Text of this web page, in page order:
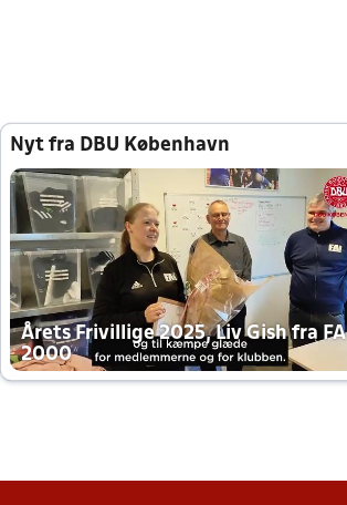
Nyt fra DBU København
Årets Frivillige 2025, Liv Gish fra FA
2000